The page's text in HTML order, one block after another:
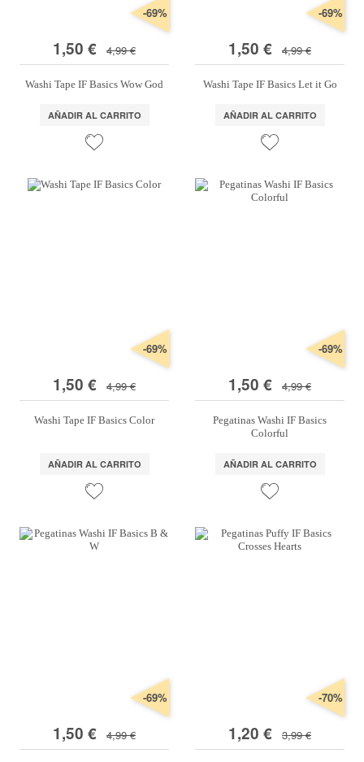
1,50 € 4,99 €
-69%
Washi Tape IF Basics Wow God
AÑADIR AL CARRITO
1,50 € 4,99 €
-69%
Washi Tape IF Basics Let it Go
AÑADIR AL CARRITO
1,50 € 4,99 €
-69%
Washi Tape IF Basics Color
AÑADIR AL CARRITO
1,50 € 4,99 €
-69%
Pegatinas Washi IF Basics
Colorful
AÑADIR AL CARRITO
1,50 € 4,99 €
-69%
1,20 € 3,99 €
-70%